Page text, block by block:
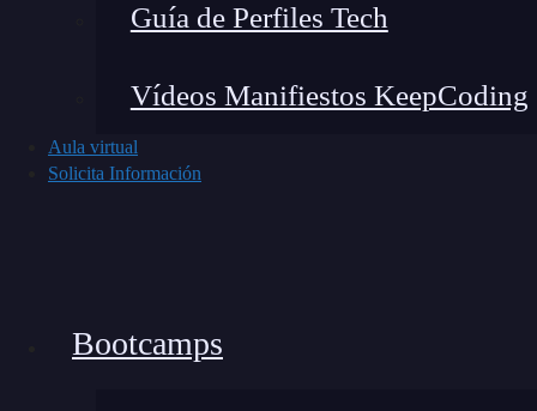
Guía de Perfiles Tech
Vídeos Manifiestos KeepCoding
Aula virtual
Solicita Información
Bootcamps
if texto.islower():
else:
cadenas = ["hello", "HELLO", "Hello",